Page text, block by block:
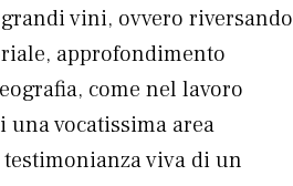
vini, ovvero riversando
approfondimento
come nel lavoro
una vocatissima area
viva di un